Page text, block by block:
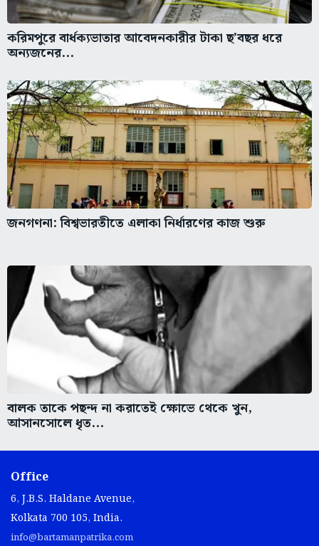
করিমপুরে বার্ধক্যভাতার আবেদনকারীর টাকা ছ’বছর ধরে
অন্যজনের...
জনগণনা: বিশ্বভারতীতে এলাকা নির্ধারণের কাজ শুরু
বালক তাকে পছন্দ না করাতেই ক্ষোভে থেকে খুন,
আসানসোলে ধৃত...
Office
6, J.B.S. Haldane Avenue,
Kolkata 700 105, India.
info@bartamanpatrika.com